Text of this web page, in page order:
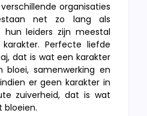
organisaties
net zo lang als
hun leiders zijn meestal
Perfecte liefde
dat is wat een karakter
bloei, samenwerking en
er geen karakter in
zuiverheid, dat is wat
bloeien.